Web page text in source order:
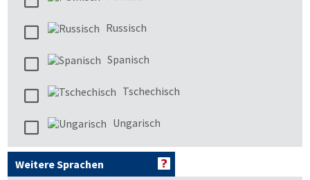
Russisch
Spanisch
Tschechisch
Ungarisch
Weitere Sprachen